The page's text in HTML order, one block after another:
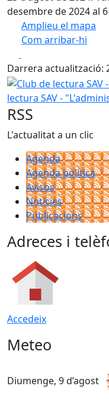
desembre de 2024 al
Amplieu el mapa
Com arribar-hi
+
−
Darrera actualització:
Club de lectura SAV -
lectura SAV -
RSS
L'actualitat a un clic
Agenda
Agenda política
Avisos
Notícies
Publicacions
Adreces i
Accedeix
Meteo
Diumenge, 9 d’agost